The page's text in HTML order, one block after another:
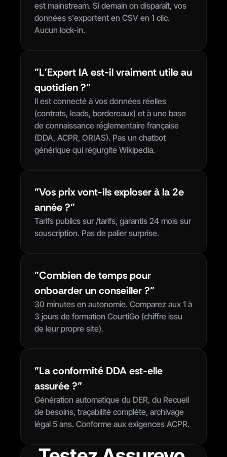
est mainstream. Si demain on disparaît, vos
données s'exportent en CSV en 1 clic.
Aucun lock-in.
"L'Expert IA est-il vraiment utile au
quotidien ?"
Il est connecté à vos données réelles
(contrats, leads, bordereaux) et à une base
de connaissance réglementaire française
(DDA, ACPR, ORIAS). Pas un chatbot
générique qui régurgite Wikipedia.
"Vos prix vont-ils exploser à la 2e
année ?"
Tarifs publics sur /tarifs, garantis 24 mois sur
souscription. Pas de palier surprise.
"Combien de temps pour
onboarder un conseiller ?"
30 minutes en autonomie. Comparez aux 1 à
3 jours de formation CourtiGo (chiffre issu
de leur propre site).
"La conformité DDA est-elle
assurée ?"
Génération automatique du DER, du Recueil
de besoins, traçabilité complète, archivage
légal 5 ans. Conforme aux exigences ACPR.